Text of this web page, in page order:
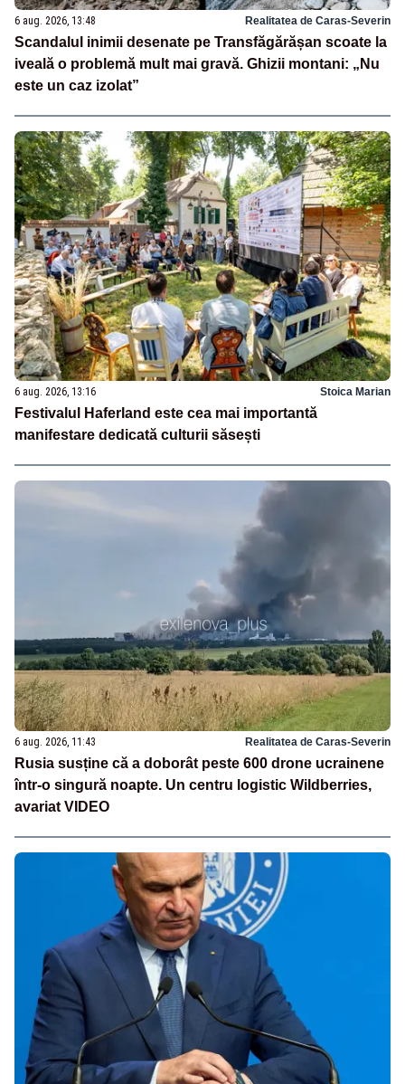
6 aug. 2026, 13:48 Realitatea de Caras-Severin
Scandalul inimii desenate pe Transfăgărășan scoate la
iveală o problemă mult mai gravă. Ghizii montani: „Nu
este un caz izolat”
6 aug. 2026, 13:16 Stoica Marian
Festivalul Haferland este cea mai importantă
manifestare dedicată culturii săsești
6 aug. 2026, 11:43 Realitatea de Caras-Severin
Rusia susține că a doborât peste 600 drone ucrainene
într-o singură noapte. Un centru logistic Wildberries,
avariat VIDEO